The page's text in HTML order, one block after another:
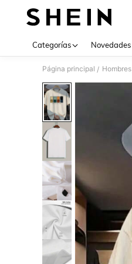
Categorías Novedades
Página principal / Hombres